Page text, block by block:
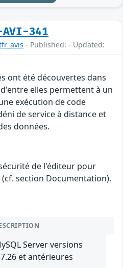
AVI-341
- Published: - Updated:
ont été découvertes dans
elles permettent à un
exécution de code
de service à distance et
données.
de l'éditeur pour
section Documentation).
Server versions
et antérieures